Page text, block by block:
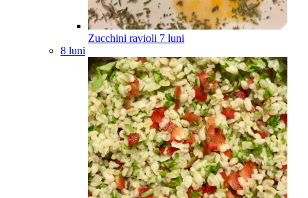
Zucchini ravioli 7 luni
8 luni